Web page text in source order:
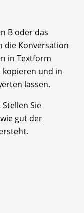
B oder das
die Konversation
in Textform
­kopieren und in
lassen.
Stellen Sie
gut der